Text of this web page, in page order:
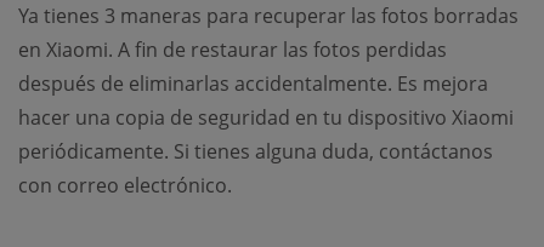
Ya tienes 3 maneras para recuperar las fotos borradas
en Xiaomi. A fin de restaurar las fotos perdidas
después de eliminarlas accidentalmente. Es mejora
hacer una copia de seguridad en tu dispositivo Xiaomi
periódicamente. Si tienes alguna duda, contáctanos
con correo electrónico.